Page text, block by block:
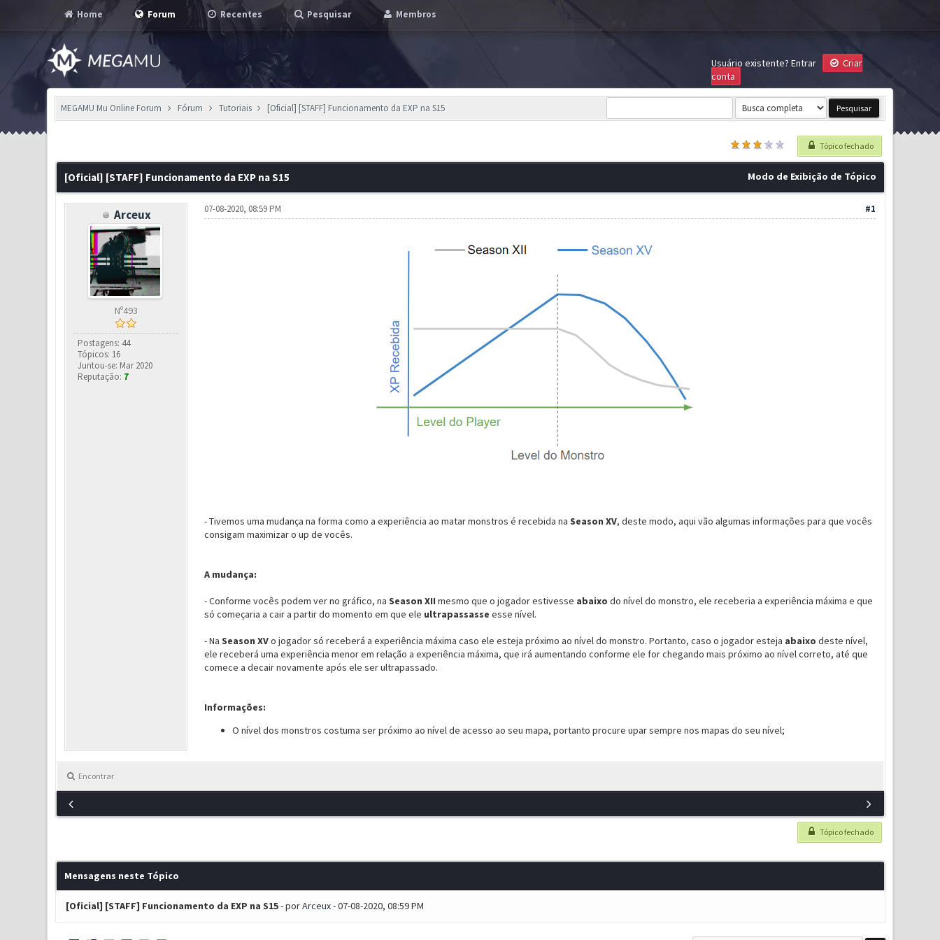
Home Forum Recentes Pesquisar Membros
Usuário existente? Entrar
Criar
conta
MEGAMU Mu Online Forum Fórum Tutoriais [Oficial] [STAFF] Funcionamento da EXP na S15
Tópico fechado
Modo de Exibição de Tópico
[Oficial] [STAFF] Funcionamento da EXP na S15
Arceux
Nº493
Postagens: 44
Tópicos: 16
Juntou-se: Mar 2020
Reputação: 7
#1
07-08-2020, 08:59 PM
- Tivemos uma mudança na forma como a experiência ao matar monstros é recebida na Season XV, deste modo, aqui vão algumas informações para que vocês
consigam maximizar o up de vocês.
A mudança:
- Conforme vocês podem ver no gráfico, na Season XII mesmo que o jogador estivesse abaixo do nível do monstro, ele receberia a experiência máxima e que
só começaria a cair a partir do momento em que ele ultrapassasse esse nível.
- Na Season XVo jogador só receberá a experiência máxima caso ele esteja próximo ao nível do monstro. Portanto, caso o jogador esteja abaixo deste nível,
ele receberá uma experiência menor em relação a experiência máxima, que irá aumentando conforme ele for chegando mais próximo ao nível correto, até que
comece a decair novamente após ele ser ultrapassado.
Informações:
O nível dos monstros costuma ser próximo ao nível de acesso ao seu mapa, portanto procure upar sempre nos mapas do seu nível;
Encontrar
Tópico fechado
Mensagens neste Tópico
[Oficial] [STAFF] Funcionamento da EXP na S15- porArceux- 07-08-2020, 08:59 PM